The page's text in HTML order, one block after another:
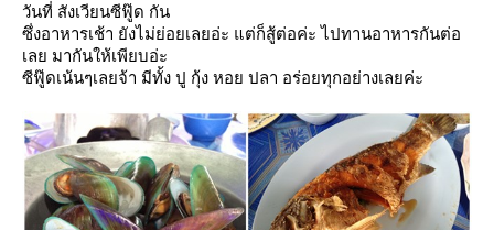
วันที่ สังเวียนซีฟู๊ด กัน
ซึ่งอาหารเช้า ยังไม่ย่อยเลยอ่ะ แต่ก็สู้ต่อค่ะ ไปทานอาหารกันต่อ
เลย มากันให้เพียบอ่ะ
ซีฟู๊ดเน้นๆเลยจ้า มีทั้ง ปู กุ้ง หอย ปลา อร่อยทุกอย่างเลยค่ะ